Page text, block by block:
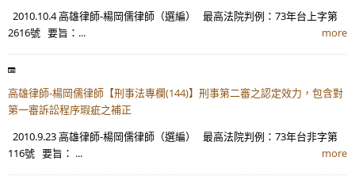
2010.10.4 高雄律師-楊岡儒律師（選編） 最高法院判例：73年台上字第
2616號 要旨：...
more
高雄律師-楊岡儒律師【刑事法專欄(144)】刑事第二審之認定效力，包含對
第一審訴訟程序瑕疵之補正
2010.9.23 高雄律師-楊岡儒律師（選編） 最高法院判例：73年台非字第
116號 要旨： ...
more